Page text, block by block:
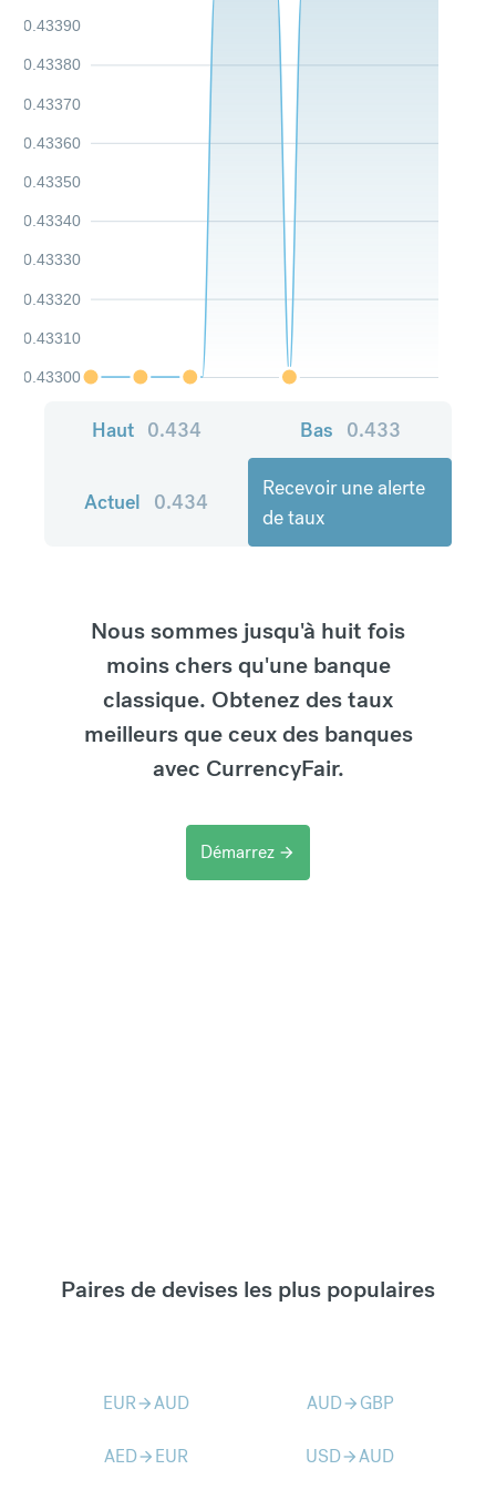
0.43300
0.43310
0.43320
0.43330
0.43340
0.43350
0.43360
0.43370
0.43380
0.43390
Haut 0.434 Bas 0.433
Actuel 0.434
Recevoir une alerte
de taux
Nous sommes jusqu'à huit fois
moins chers qu'une banque
classique. Obtenez des taux
meilleurs que ceux des banques
avec CurrencyFair.
Démarrez arrow_forward
Paires de devises les plus populaires
EURarrow_forwardAUD AUDarrow_forward GBP
AEDarrow_forward EUR USDarrow_forwardAUD